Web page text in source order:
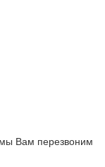
Вам перезвоним